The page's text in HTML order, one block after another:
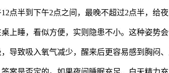
点半到下午2点之间，最晚不超过2点半，给
上睡，看似方便，实则隐患不小。这种姿势
导致吸入氧气减少，醒来后更容易感到胸闷